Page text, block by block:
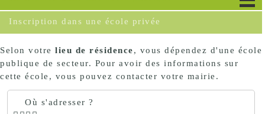
Inscription dans une école privée
Selon votre lieu de résidence, vous dépendez d'une école
publique de secteur. Pour avoir des informations sur
cette école, vous pouvez contacter votre mairie.
Où s'adresser ?